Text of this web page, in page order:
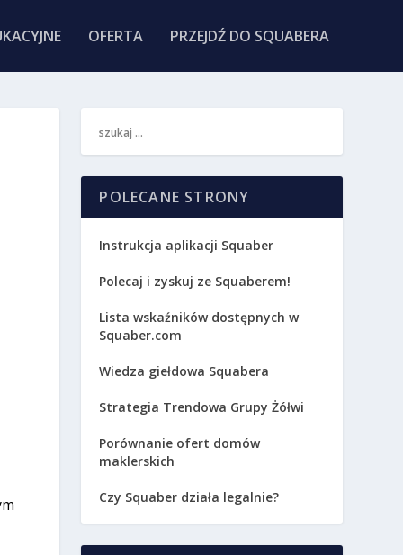
OFERTA PRZEJDŹ DO SQUABERA
POLECANE STRONY
Instrukcja aplikacji Squaber
Polecaj i zyskuj ze Squaberem!
Lista wskaźników dostępnych w
Squaber.com
Wiedza giełdowa Squabera
Strategia Trendowa Grupy Żółwi
Porównanie ofert domów
maklerskich
Czy Squaber działa legalnie?